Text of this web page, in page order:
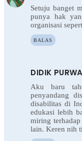
Setuju banget
punya hak
organisasi
BALAS
DIDIK
Aku baru
penyandang
disabilitas di
edukasi lebih
miring
lain. Keren nih